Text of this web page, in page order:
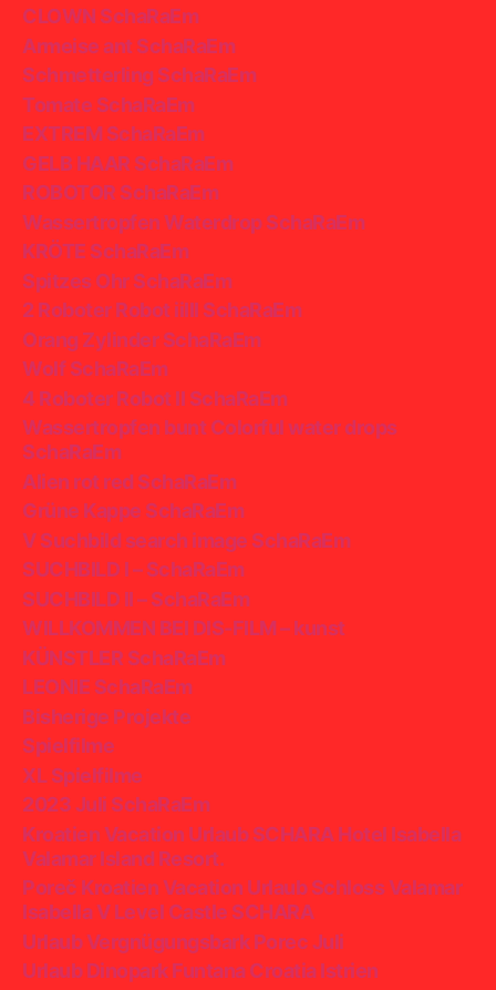
CLOWN SchaRaEm
Armeise ant SchaRaEm
Schmetterling SchaRaEm
Tomate SchaRaEm
EXTREM SchaRaEm
GELB HAAR SchaRaEm
ROBOTOR SchaRaEm
Wassertropfen Waterdrop SchaRaEm
KRÖTE SchaRaEm
Spitzes Ohr SchaRaEm
2 Roboter Robot iiIII SchaRaEm
Orang Zylinder SchaRaEm
Wolf SchaRaEm
4 Roboter Robot II SchaRaEm
Wassertropfen bunt Colorful water drops
SchaRaEm
Alien rot red SchaRaEm
Grüne Kappe SchaRaEm
V Suchbild search image SchaRaEm
SUCHBILD I – SchaRaEm
SUCHBILD II – SchaRaEm
WILLKOMMEN BEI DIS-FILM – kunst
KÜNSTLER SchaRaEm
LEONIE SchaRaEm
Bisherige Projekte
Spielfilme
XL Spielfilme
2023 Juli SchaRaEm
Kroatien Vacation Urlaub SCHARA Hotel Isabella
Valamar Island Resort.
Poreč Kroatien Vacation Urlaub Schloss Valamar
Isabella V Level Castle SCHARA
Urlaub Vergnügungsbark Porec Juli
Urlaub Dinopark Funtana Croatia Istrien